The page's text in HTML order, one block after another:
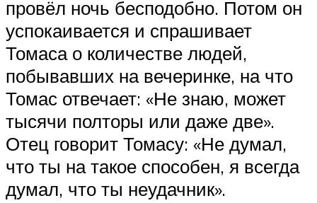
провёл ночь бесподобно. Потом он
успокаивается и спрашивает
Томаса о количестве людей,
побывавших на вечеринке, на что
Томас отвечает: «Не знаю, может
тысячи полторы или даже две».
Отец говорит Томасу: «Не думал,
что ты на такое способен, я всегда
думал, что ты неудачник».